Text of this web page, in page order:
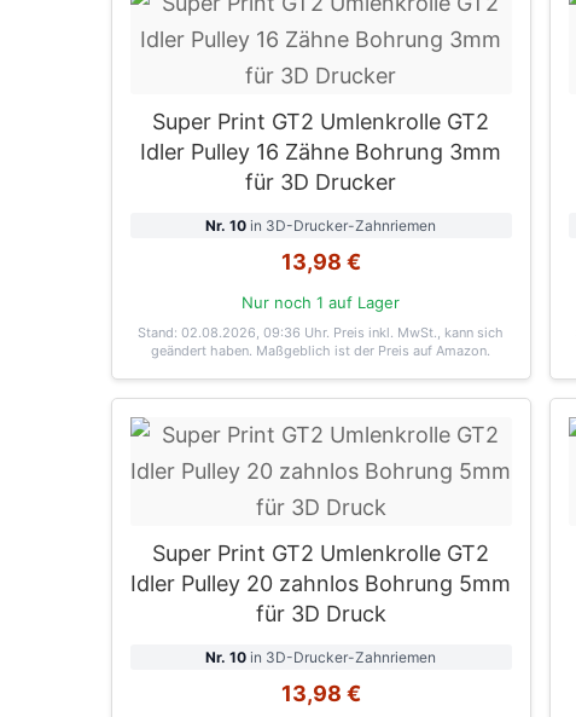
Super Print GT2 Umlenkrolle GT2
Idler Pulley 16 Zähne Bohrung 3mm
für 3D Drucker
Nr. 10 in 3D-Drucker-Zahnriemen
13,98 €
Nur noch 1 auf Lager
Stand: 02.08.2026, 09:36 Uhr. Preis inkl. MwSt., kann sich
geändert haben. Maßgeblich ist der Preis auf Amazon.
Super Print GT2 Umlenkrolle GT2
Idler Pulley 20 zahnlos Bohrung 5mm
für 3D Druck
Nr. 10 in 3D-Drucker-Zahnriemen
13,98 €